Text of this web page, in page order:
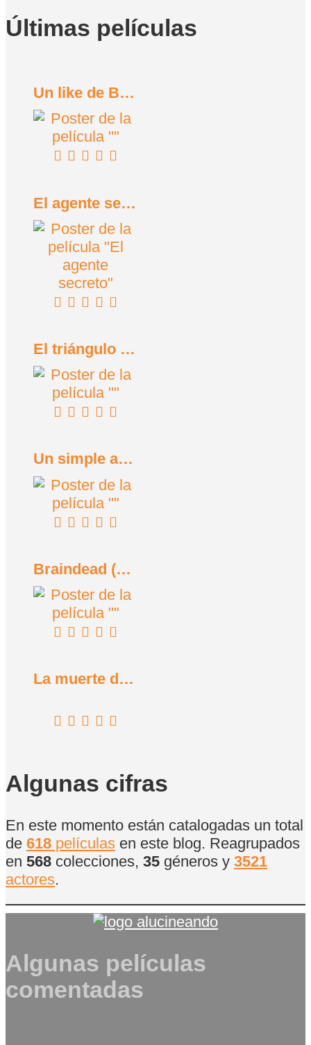
Últimas películas
Un like de Bob Trevino (2024)
El agente secreto (2025)
El triángulo de la tristeza (2022)
Un simple accidente (2025)
Braindead (Tu madre se ha comido a mi perro) (1992)
La muerte de vacaciones (1934)
Algunas cifras
En este momento están catalogadas un total
de 618 películas en este blog. Reagrupados
en 568 colecciones, 35 géneros y 3521
actores.
Algunas películas
comentadas